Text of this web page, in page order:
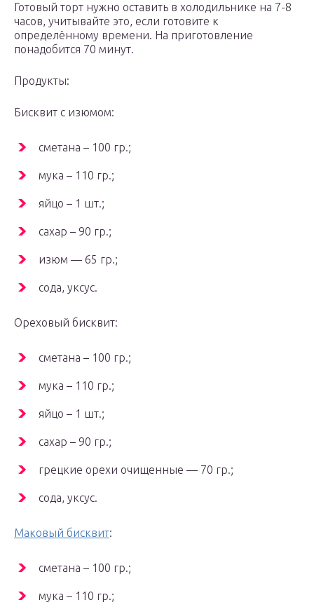
Готовый торт нужно оставить в холодильнике на 7-8
часов, учитывайте это, если готовите к
определённому времени. На приготовление
понадобится 70 минут.
Продукты:
Бисквит с изюмом:
сметана – 100 гр.;
мука – 110 гр.;
яйцо – 1 шт.;
сахар – 90 гр.;
изюм — 65 гр.;
сода, уксус.
Ореховый бисквит:
сметана – 100 гр.;
мука – 110 гр.;
яйцо – 1 шт.;
сахар – 90 гр.;
грецкие орехи очищенные — 70 гр.;
сода, уксус.
Маковый бисквит:
сметана – 100 гр.;
мука – 110 гр.;